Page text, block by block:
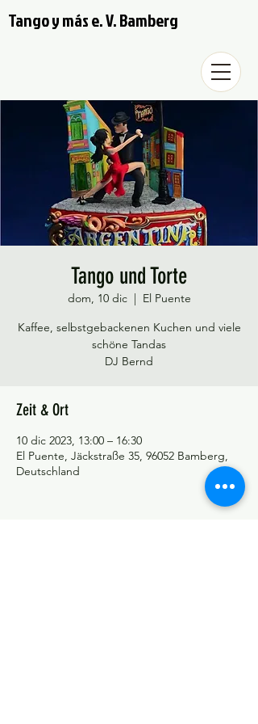
Tango y más e. V. Bamberg
Tango und Torte
dom, 10 dic
  |
El Puente
Kaffee, selbstgebackenen Kuchen und viele
schöne Tandas
DJ Bernd
Zeit & Ort
10 dic 2023, 13:00 – 16:30
El Puente, Jäckstraße 35, 96052 Bamberg,
Deutschland